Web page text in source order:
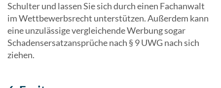
Schulter und lassen Sie sich durch einen Fachanwalt
im Wettbewerbsrecht unterstützen. Außerdem kann
eine unzulässige vergleichende Werbung sogar
Schadensersatzansprüche nach § 9 UWG nach sich
ziehen.